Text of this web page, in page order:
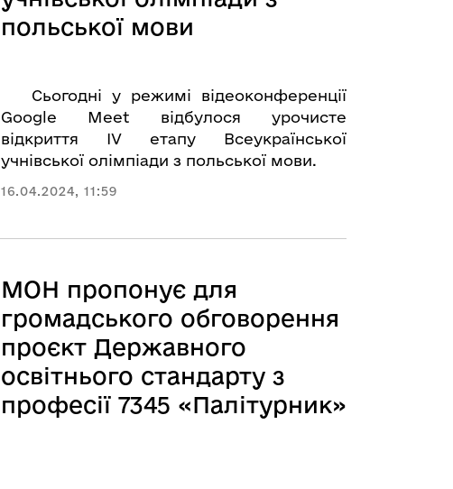
польської мови
Сьогодні у режимі відеоконференції
Google Мeet відбулося урочисте
відкриття ІV етапу Всеукраїнської
учнівської олімпіади з польської мови.
16.04.2024, 11:59
МОН пропонує для
громадського обговорення
проєкт Державного
освітнього стандарту з
професії 7345 «Палітурник»